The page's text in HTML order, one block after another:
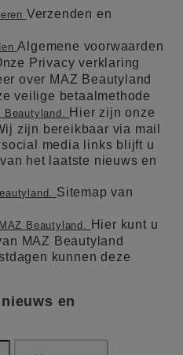
Verzenden en
Algemene voorwaarden
Privacy verklaring
over MAZ Beautyland
veilige betaalmethode
Beautyland.
Hier zijn onze
zijn bereikbaar via mail
media links blijft u
het laatste nieuws en
Sitemap van
Beautyland.
Hier kunt u
MAZ Beautyland
kunnen deze
en